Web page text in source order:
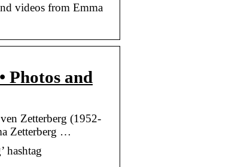
videos from Emma
Photos and
Zetterberg (1952-
Zetterberg …
hashtag